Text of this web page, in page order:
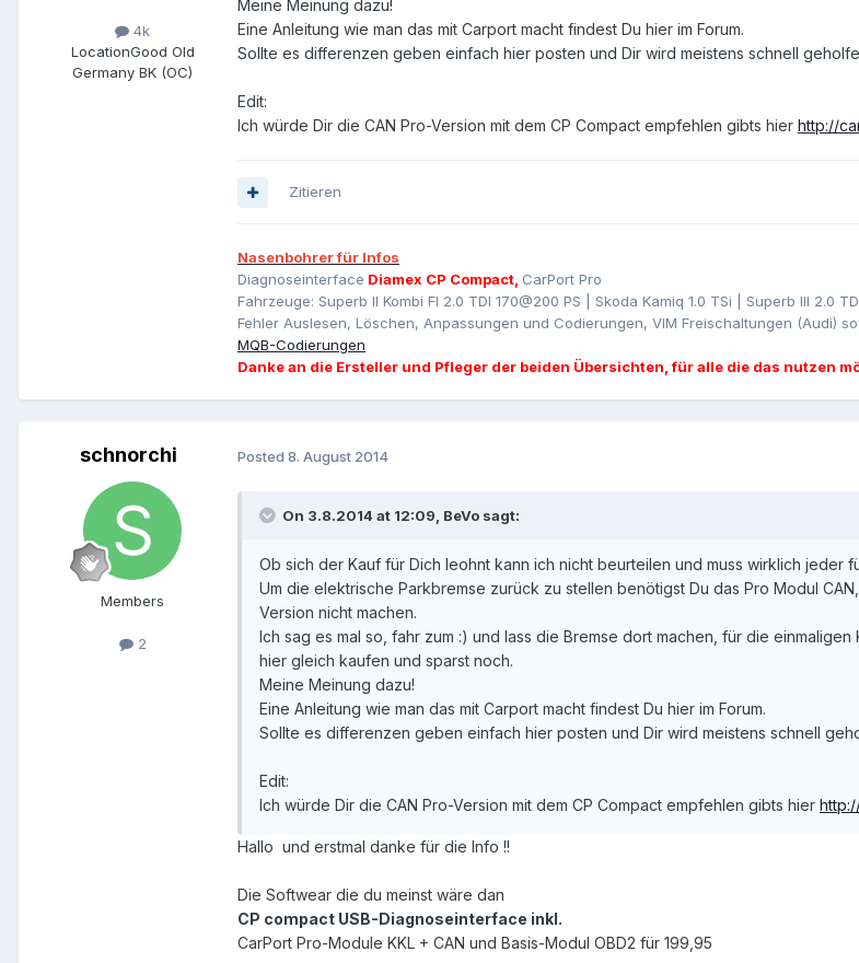
4k
LocationGood Old
Germany BK (OC)
Meine Meinung dazu!
Eine Anleitung wie man das mit Carport macht findest Du hier im Forum.
Sollte es differenzen geben einfach hier posten und Dir wird meistens schnell
Edit:
Ich würde Dir die CAN Pro-Version mit dem CP Compact empfehlen gibts hier http://
Zitieren
Nasenbohrer für Infos
Diagnoseinterface Diamex CP Compact, CarPort Pro
Fahrzeuge: Superb II Kombi Fl 2.0 TDI 170@200 PS | Skoda Kamiq 1.0 TSi | Superb III 2.0
Fehler Auslesen, Löschen, Anpassungen und Codierungen, VIM Freischaltungen (Audi)
MQB-Codierungen
Danke an die Ersteller und Pfleger der beiden Übersichten, für alle die das nutzen
schnorchi
Members
2
Posted 8. August 2014
On 3.8.2014 at 12:09, BeVo sagt:
Ob sich der Kauf für Dich leohnt kann ich nicht beurteilen und muss wirklich jeder
Um die elektrische Parkbremse zurück zu stellen benötigst Du das Pro Modul
Version nicht machen.
Ich sag es mal so, fahr zum :) und lass die Bremse dort machen, für die
hier gleich kaufen und sparst noch.
Meine Meinung dazu!
Eine Anleitung wie man das mit Carport macht findest Du hier im Forum.
Sollte es differenzen geben einfach hier posten und Dir wird meistens schnell
Edit:
Ich würde Dir die CAN Pro-Version mit dem CP Compact empfehlen gibts hier
Hallo und erstmal danke für die Info !!
Die Softwear die du meinst wäre dan
CP compact USB-Diagnoseinterface inkl.
CarPort Pro-Module KKL + CAN und Basis-Modul OBD2 für 199,95